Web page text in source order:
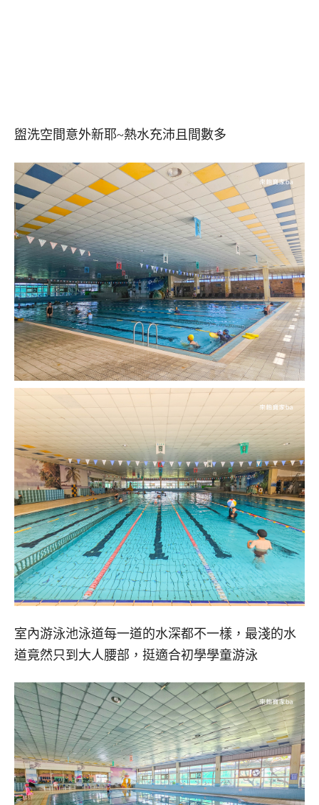
盥洗空間意外新耶~熱水充沛且間數多
室內游泳池泳道每一道的水深都不一樣，最淺的水
道竟然只到大人腰部，挺適合初學學童游泳